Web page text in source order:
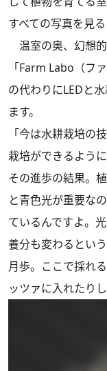
すべての写真を見る
温室の奥、幻想
「Farm Labo（フ
の代わりにLEDと
ます。
「今は水耕栽培の
栽培ができるよう
その進歩の結果。
と青色光が重要な
ているんですよ。
養分も変わるとい
月歩。ここで採れ
ッツァに入れたり